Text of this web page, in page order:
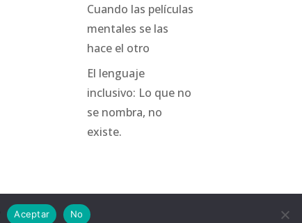
Cuando las películas
mentales se las
hace el otro
El lenguaje
inclusivo: Lo que no
se nombra, no
existe.
Aceptar No